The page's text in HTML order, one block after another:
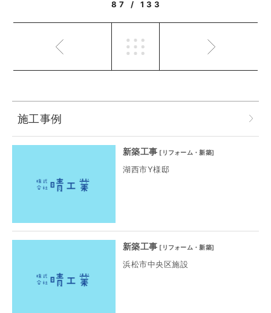
87 / 133
施工事例
新築工事 [ リフォーム・新築]
湖西市Y様邸
新築工事 [ リフォーム・新築]
浜松市中央区施設